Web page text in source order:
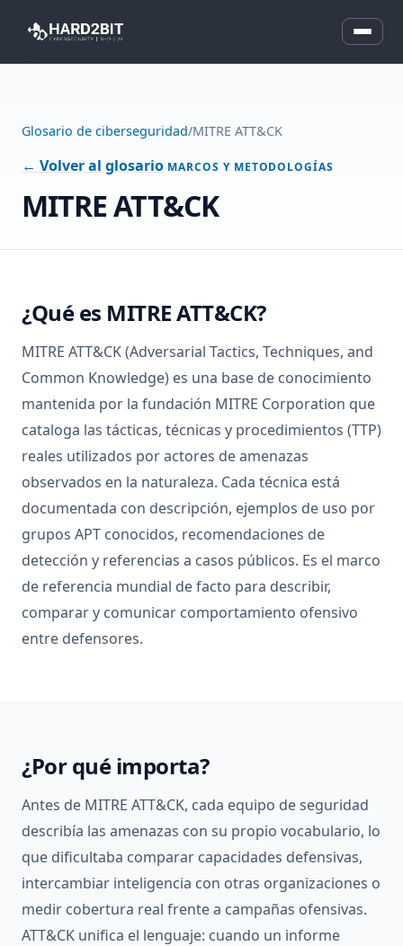
Glosario de ciberseguridad/MITRE ATT&CK
← Volver al glosario MARCOS Y METODOLOGÍAS
MITRE ATT&CK
¿Qué es MITRE ATT&CK?
MITRE ATT&CK (Adversarial Tactics, Techniques, and
Common Knowledge) es una base de conocimiento
mantenida por la fundación MITRE Corporation que
cataloga las tácticas, técnicas y procedimientos (TTP)
reales utilizados por actores de amenazas
observados en la naturaleza. Cada técnica está
documentada con descripción, ejemplos de uso por
grupos APT conocidos, recomendaciones de
detección y referencias a casos públicos. Es el marco
de referencia mundial de facto para describir,
comparar y comunicar comportamiento ofensivo
entre defensores.
¿Por qué importa?
Antes de MITRE ATT&CK, cada equipo de seguridad
describía las amenazas con su propio vocabulario, lo
que dificultaba comparar capacidades defensivas,
intercambiar inteligencia con otras organizaciones o
medir cobertura real frente a campañas ofensivas.
ATT&CK unifica el lenguaje: cuando un informe